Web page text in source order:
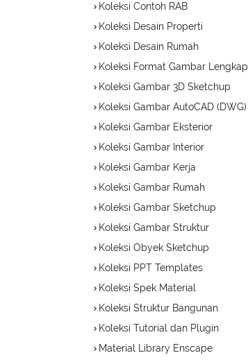
Koleksi Contoh RAB
Koleksi Desain Properti
Koleksi Desain Rumah
Koleksi Format Gambar Lengkap
Koleksi Gambar 3D Sketchup
Koleksi Gambar AutoCAD (DWG)
Koleksi Gambar Eksterior
Koleksi Gambar Interior
Koleksi Gambar Kerja
Koleksi Gambar Rumah
Koleksi Gambar Sketchup
Koleksi Gambar Struktur
Koleksi Obyek Sketchup
Koleksi PPT Templates
Koleksi Spek Material
Koleksi Struktur Bangunan
Koleksi Tutorial dan Plugin
Material Library Enscape